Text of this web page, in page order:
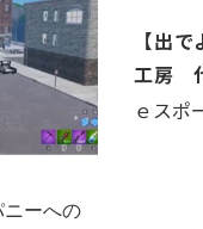
【出
工房
ｅスポ